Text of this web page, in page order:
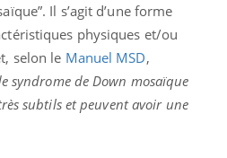
Il s’agit d’une forme
physiques et/ou
selon le Manuel MSD,
syndrome de Down mosaïque
subtils et peuvent avoir une